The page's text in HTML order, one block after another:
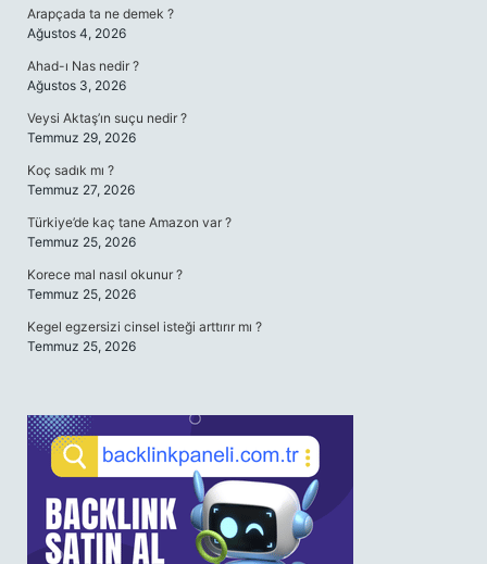
Arapçada ta ne demek ?
Ağustos 4, 2026
Ahad-ı Nas nedir ?
Ağustos 3, 2026
Veysi Aktaş’ın suçu nedir ?
Temmuz 29, 2026
Koç sadık mı ?
Temmuz 27, 2026
Türkiye’de kaç tane Amazon var ?
Temmuz 25, 2026
Korece mal nasıl okunur ?
Temmuz 25, 2026
Kegel egzersizi cinsel isteği arttırır mı ?
Temmuz 25, 2026